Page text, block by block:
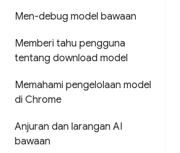
Men-debug model bawaan
Memberi tahu pengguna
tentang download model
Memahami pengelolaan model
di Chrome
Anjuran dan larangan AI
bawaan